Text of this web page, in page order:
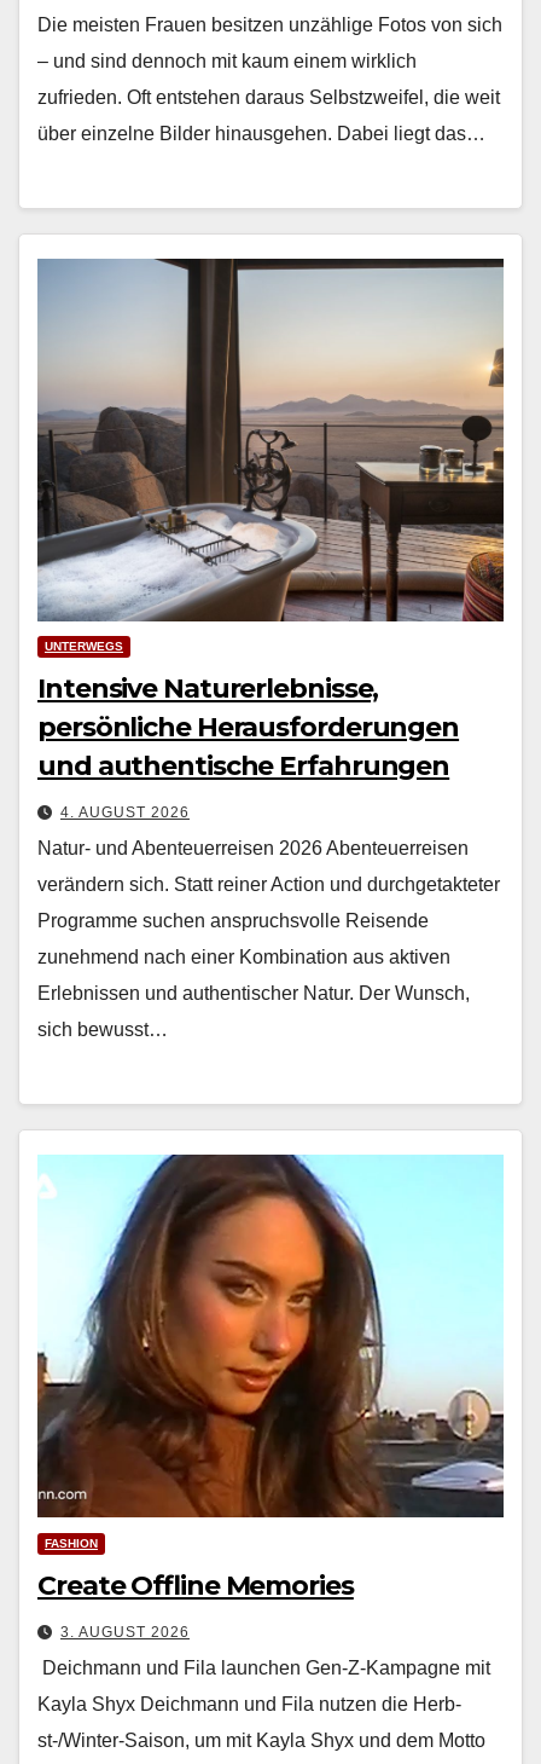
Die meis­ten Frauen besitzen unzäh­lige Fotos von sich
– und sind den­noch mit kaum einem wirk­lich
zufrieden. Oft entste­hen daraus Selb­stzweifel, die weit
über einzelne Bilder hin­aus­ge­hen. Dabei liegt das…
UNTERWEGS
Intensive Naturerlebnisse,
persönliche Herausforderungen
und authentische Erfahrungen
4. AUGUST 2026
Natur- und Abenteuerreisen 2026 Aben­teuer­reisen
verän­dern sich. Statt rein­er Action und durchge­tak­teter
Pro­gramme suchen anspruchsvolle Reisende
zunehmend nach ein­er Kom­bi­na­tion aus aktiv­en
Erleb­nis­sen und authen­tis­ch­er Natur. Der Wun­sch,
sich bewusst…
FASHION
Create Offline Memories
3. AUGUST 2026
Deichmann und Fila launchen Gen-Z-Kampagne mit
Kayla Shyx Deich­mann und Fila nutzen die Herb­
st-/Win­ter-Sai­son, um mit Kay­la Shyx und dem Mot­to